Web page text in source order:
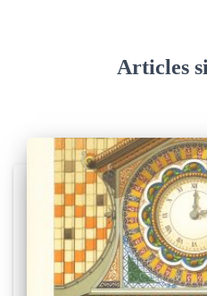
Articles